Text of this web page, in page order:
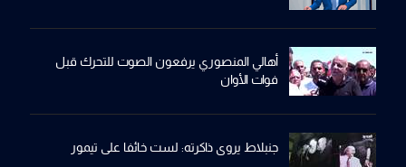
أهالي المنصوري يرفعون الصوت للتحرك قبل
فوات الأوان
جنبلاط يروي ذاكرته: لست خائفا على تيمور